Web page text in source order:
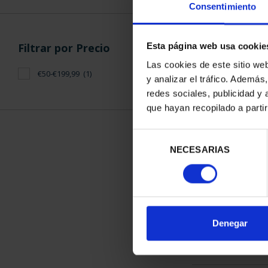
Consentimiento
Esta página web usa
Las cookies de este sitio
y analizar el tráfico.
redes sociales, publicidad y
que hayan recopilado a
consentimiento
NECESARIAS
Denegar
Filtrar por Precio
€50-€199,99 (1)
CAPITALES
ORDENAR POR: